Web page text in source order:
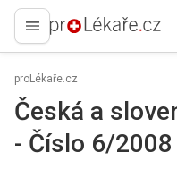
proLékaře.cz
proLékaře.cz
Česká a
- Číslo 6/2008